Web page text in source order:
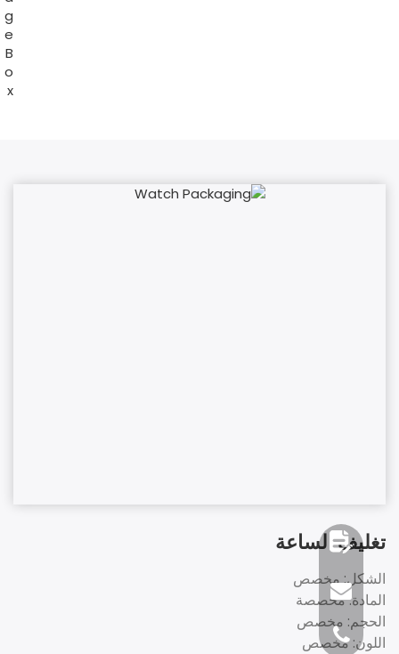
تغليف الساعة
الشكل: مخصص
المادة: مخصصة
الحجم: مخصص
اللون: مخصص